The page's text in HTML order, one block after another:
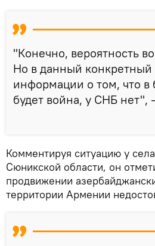
"Конечно, вероятность
Но в данный
информации о том, что
будет война, у СНБ нет",
Комментируя ситуацию у
Сюникской области, он
продвижении
территории Армении